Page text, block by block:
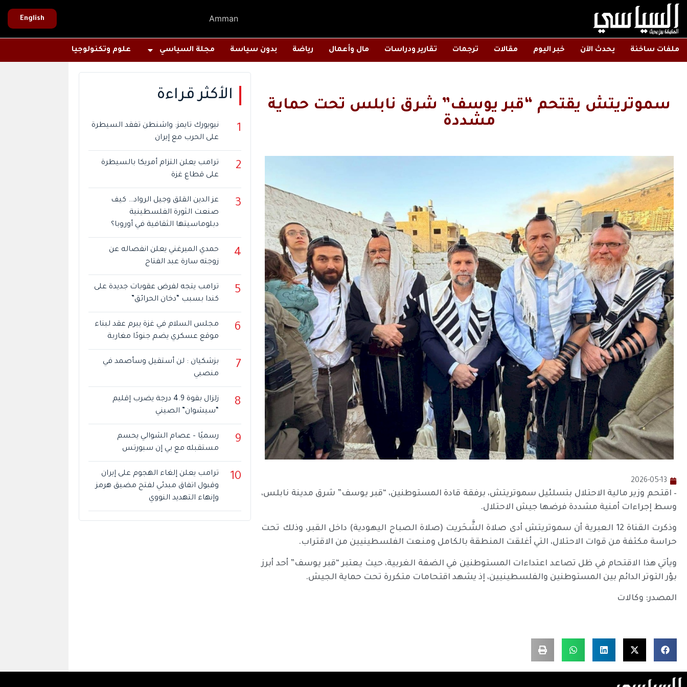
Amman
English
ملفات ساخنة يحدث الآن خبر اليوم مقالات ترجمات تقارير ودراسات مال وأعمال رياضة بدون سياسة مجلة السياسي علوم وتكنولوجيا
سموتريتش يقتحم “قبر يوسف” شرق نابلس تحت حماية
مشددة
2026-05-13
– اقتحم وزير مالية الاحتلال بتسلئيل سموتريتش، برفقة قادة المستوطنين، “قبر يوسف” شرق مدينة نابلس،
وسط إجراءات أمنية مشددة فرضها جيش الاحتلال.
وذكرت القناة 12 العبرية أن سموتريتش أدى صلاة الشَّحَريت (صلاة الصباح اليهودية) داخل القبر، وذلك تحت
حراسة مكثفة من قوات الاحتلال، التي أغلقت المنطقة بالكامل ومنعت الفلسطينيين من الاقتراب.
ويأتي هذا الاقتحام في ظل تصاعد اعتداءات المستوطنين في الضفة الغربية، حيث يعتبر “قبر يوسف” أحد أبرز
بؤر التوتر الدائم بين المستوطنين والفلسطينيين، إذ يشهد اقتحامات متكررة تحت حماية الجيش.
المصدر: وكالات
الأكثر قراءة
1
نيويورك تايمز: واشنطن تفقد السيطرة
على الحرب مع إيران
2
ترامب يعلن التزام أمريكا بالسيطرة
على قطاع غزة
3
عز الدين القلق وجيل الرواد… كيف
صنعت الثورة الفلسطينية
دبلوماسيتها الثقافية في أوروبا؟
4
حمدي الميرغني يعلن انفصاله عن
زوجته سارة عبد الفتاح
5
ترامب يتجه لفرض عقوبات جديدة على
كندا بسبب “دخان الحرائق”
6
مجلس السلام في غزة يبرم عقد لبناء
موقع عسكري يضم جنودًا مغاربة
7
بزشكيان : لن أستقيل وسأصمد في
منصبي
8
زلزال بقوة 4.9 درجة يضرب إقليم
“سيشوان” الصيني
9
رسميًا – عصام الشوالي يحسم
مستقبله مع بي إن سبورتس
10
ترامب يعلن إلغاء الهجوم على إيران
وقبول اتفاق مبدئي لفتح مضيق هرمز
وإنهاء التهديد النووي